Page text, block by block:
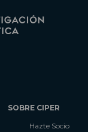
SOBRE CIPER
Hazte Socio